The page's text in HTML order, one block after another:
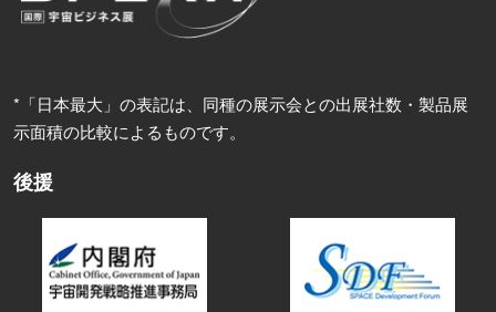
*「日本最大」の表記は、同種の展示会との出展社数・製品展
示面積の比較によるものです。
後援